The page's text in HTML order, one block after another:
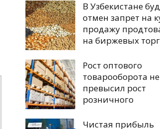
В Узбекистане
отмен запрет на
продажу
на биржевых
Рост оптового
товарооборота
превысил рост
розничного
Чистая прибыль